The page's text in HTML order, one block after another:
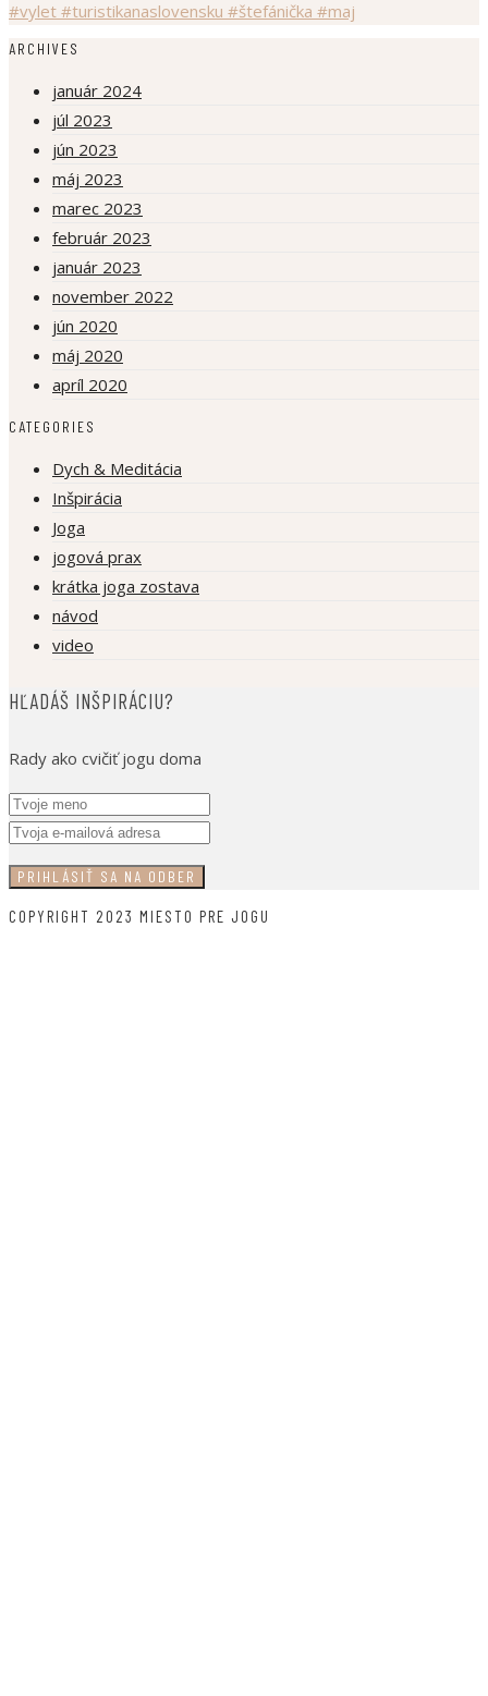
ARCHIVES
január 2024
júl 2023
jún 2023
máj 2023
marec 2023
február 2023
január 2023
november 2022
jún 2020
máj 2020
apríl 2020
CATEGORIES
Dych & Meditácia
Inšpirácia
Joga
jogová prax
krátka joga zostava
návod
video
HĽADÁŠ INŠPIRÁCIU?
Rady ako cvičiť jogu doma
COPYRIGHT 2023 MIESTO PRE JOGU